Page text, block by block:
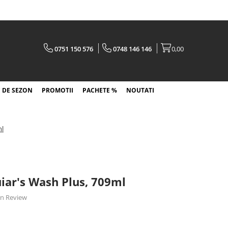
0751 150 576 0748 146 146 0,00
SEZON PROMOTII PACHETE % NOUTATI
Wash Plus, 709ml
Review